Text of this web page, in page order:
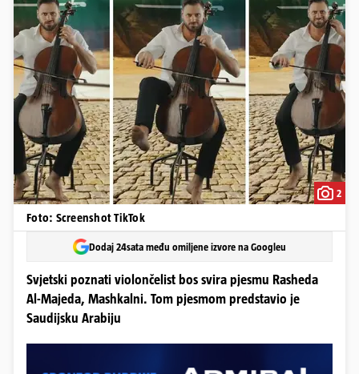
2
Foto: Screenshot TikTok
Dodaj 24sata među omiljene izvore na Googleu
Svjetski poznati violončelist bos svira pjesmu Rasheda
Al-Majeda, Mashkalni. Tom pjesmom predstavio je
Saudijsku Arabiju